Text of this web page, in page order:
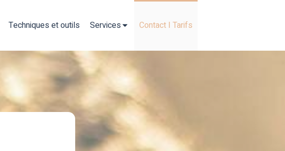
Techniques et outils Services Contact I Tarifs